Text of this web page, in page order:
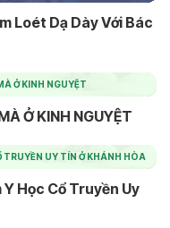
Loét Dạ Dày Với Bác
Ở KINH NGUYỆT
Ở KINH NGUYỆT
TRUYỀN UY TÍN Ở KHÁNH HÒA
Học Cổ Truyền Uy